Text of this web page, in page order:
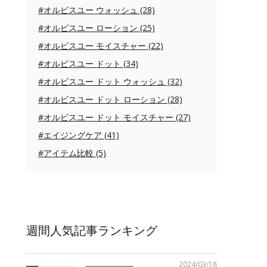
#オルビスユー ウォッシュ (28)
#オルビスユー ローション (25)
#オルビスユー モイスチャー (22)
#オルビスユー ドット (34)
#オルビスユー ドット ウォッシュ (32)
#オルビスユー ドット ローション (28)
#オルビスユー ドット モイスチャー (27)
#エイジングケア (41)
#アイテム比較 (5)
週間人気記事ランキング
2024/03/18